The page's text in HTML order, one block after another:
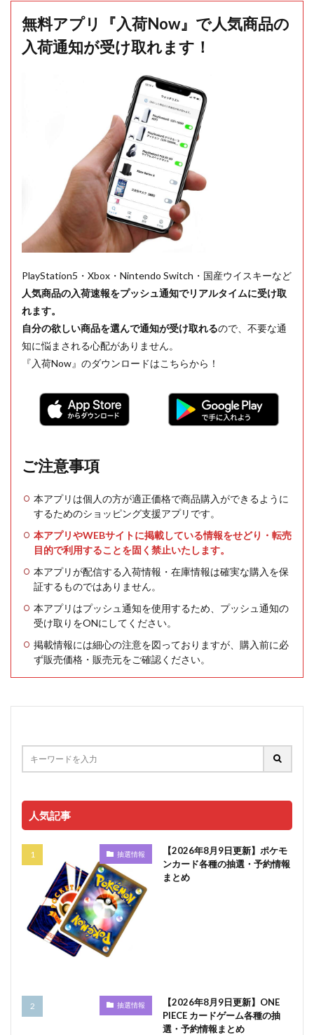
無料アプリ『入荷Now』で人気商品の
入荷通知が受け取れます！
PlayStation5・Xbox・Nintendo Switch・国産ウイスキーなど
人気商品の入荷速報をプッシュ通知でリアルタイムに受け取
れます。
自分の欲しい商品を選んで通知が受け取れるので、不要な通
知に悩まされる心配がありません。
『入荷Now』のダウンロードはこちらから！
ご注意事項
本アプリは個人の方が適正価格で商品購入ができるように
するためのショッピング支援アプリです。
本アプリやWEBサイトに掲載している情報をせどり・転売
目的で利用することを固く禁止いたします。
本アプリが配信する入荷情報・在庫情報は確実な購入を保
証するものではありません。
本アプリはプッシュ通知を使用するため、プッシュ通知の
受け取りをONにしてください。
掲載情報には細心の注意を図っておりますが、購入前に必
ず販売価格・販売元をご確認ください。
人気記事
抽選情報
【2026年8月9日更新】ポケモ
ンカード各種の抽選・予約情報
まとめ
抽選情報
【2026年8月9日更新】ONE
PIECE カードゲーム各種の抽
選・予約情報まとめ